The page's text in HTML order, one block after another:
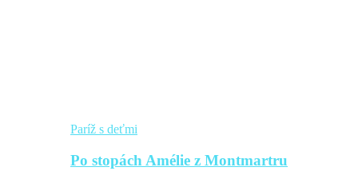
Paríž s deťmi
Po stopách Amélie z Montmartru